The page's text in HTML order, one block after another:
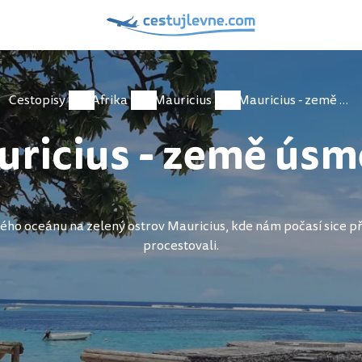
Cestopisy Afrika Mauricius Mauricius - země úsměvů
- země
oceánu na zelený ostrov Mauricius, kde nám počasí sice
procestovali.